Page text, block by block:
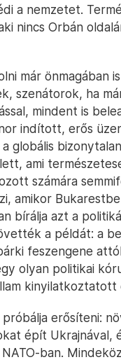
a nemzetet.
nincs Orbán
már önmagában
szenátorok, ha
mindent is
indított, erős
globális
ami
számára
amikor
bírálja azt a
a példát: a
feszengene
olyan politikai
kinyilatkoztatott
próbálja erősíteni:
épít Ukrajnával,
ban.